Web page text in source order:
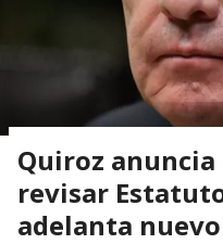
Quiroz
revisar
adelanta